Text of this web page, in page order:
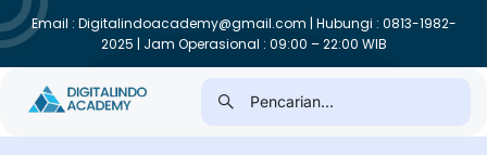
Email : Digitalindoacademy@gmail.com | Hubungi : 0813-1982-
2025 | Jam Operasional : 09:00 – 22:00 WIB